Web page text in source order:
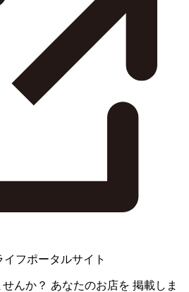
イフポータルサイト
んか？ あなたのお店を 掲載しま